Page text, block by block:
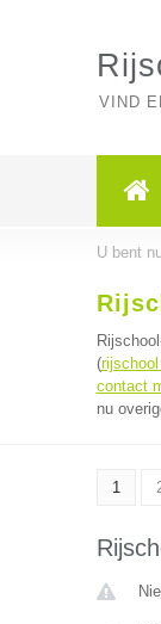
VIND
U bent
(
contact
nu
1